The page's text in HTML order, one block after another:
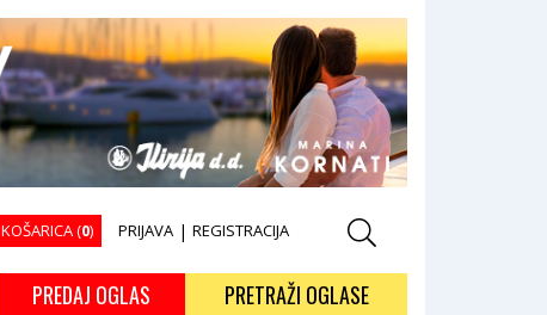
KOŠARICA (0) PRIJAVA | REGISTRACIJA
PREDAJ OGLAS PRETRAŽI OGLASE